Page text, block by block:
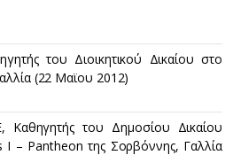
του Διοικητικού Δικαίου στο
(22 Μαϊου 2012)
Καθηγητής του Δημοσίου Δικαίου
I – Pantheon της Σορβόννης, Γαλλία